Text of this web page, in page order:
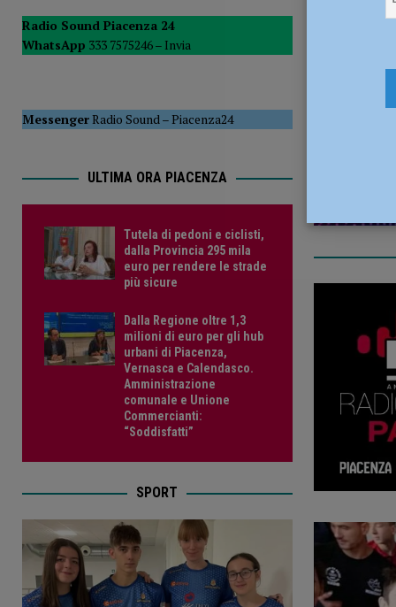
POLITICA
[ 5 Agosto 2026 ]
Radio Sound Piacenza 24
WhatsApp 333 7575246 – Invia
MessengerRadio Sound–Piacenza24
ULTIMA ORA PIACENZA
Tutela di pedoni e ciclisti,
dalla Provincia 295 mila
euro per rendere le strade
più sicure
Dalla Regione oltre 1,3
milioni di euro per gli hub
urbani di Piacenza,
Vernasca e Calendasco.
Amministrazione
comunale e Unione
Commercianti:
“Soddisfatti”
SPORT